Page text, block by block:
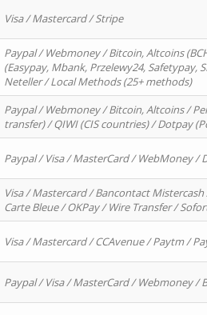
Visa / Mastercard / Stripe
Paypal / Webmoney / Bitcoin, Altcoins (BCH,
(Easypay, Mbank, Przelewy24, Safetypay,
Neteller / Local Methods (25+ methods)
Paypal / Webmoney / Bitcoin, Altcoins /
transfer) / QIWI (CIS countries) / Dotpay
Paypal / Visa / MasterCard / WebMoney /
Visa / Mastercard / Bancontact
Carte Bleue / OKPay / Wire Transfer /
Visa / Mastercard / CCAvenue / Paytm /
Paypal / Visa / MasterCard / Webmoney /